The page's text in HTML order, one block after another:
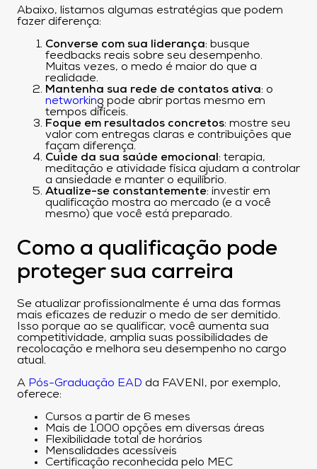
Abaixo, listamos algumas estratégias que podem
fazer diferença:
Converse com sua liderança: busque
feedbacks reais sobre seu desempenho.
Muitas vezes, o medo é maior do que a
realidade.
Mantenha sua rede de contatos ativa: o
networking pode abrir portas mesmo em
tempos difíceis.
Foque em resultados concretos: mostre seu
valor com entregas claras e contribuições que
façam diferença.
Cuide da sua saúde emocional : terapia,
meditação e atividade física ajudam a controlar
a ansiedade e manter o equilíbrio.
Atualize-se constantemente: investir em
qualificação mostra ao mercado (e a você
mesmo) que você está preparado.
Como a qualificação pode
proteger sua carreira
Se atualizar profissionalmente é uma das formas
mais eficazes de reduzir o medo de ser demitido.
Isso porque ao se qualificar, você aumenta sua
competitividade, amplia suas possibilidades de
recolocação e melhora seu desempenho no cargo
atual.
A Pós-Graduação EAD da FAVENI, por exemplo,
oferece:
Cursos a partir de 6 meses
Mais de 1.000 opções em diversas áreas
Flexibilidade total de horários
Mensalidades acessíveis
Certificação reconhecida pelo MEC